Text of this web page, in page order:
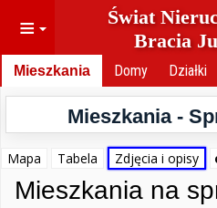
≡
Świat
Bracia
Mieszkania Domy Działki
Mieszkania -
Mapa Tabela Zdjęcia i opisy
Mieszkania na